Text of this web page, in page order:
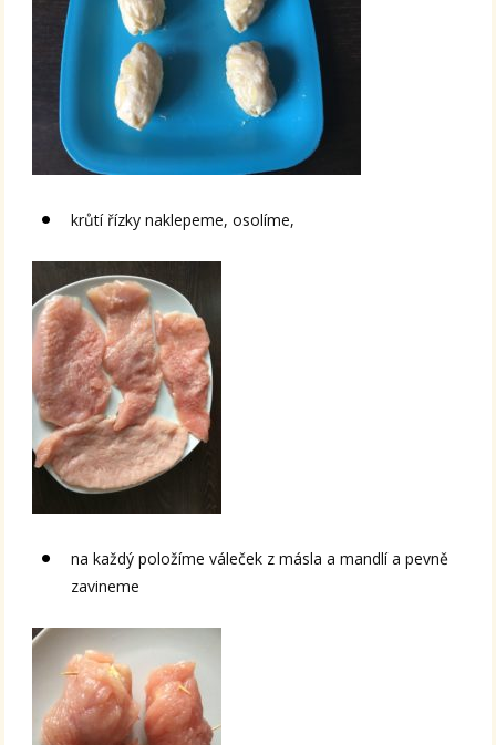
krůtí řízky naklepeme, osolíme,
na každý položíme váleček z másla a mandlí a pevně
zavineme